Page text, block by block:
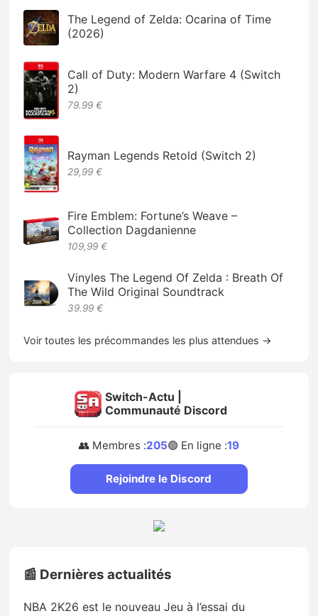
The Legend of Zelda: Ocarina of Time
(2026)
Call of Duty: Modern Warfare 4 (Switch
2)
79.99 €
Rayman Legends Retold (Switch 2)
29,99 €
Fire Emblem: Fortune’s Weave –
Collection Dagdanienne
109,99 €
Vinyles The Legend Of Zelda : Breath Of
The Wild Original Soundtrack
39.99 €
Voir toutes les précommandes les plus attendues →
Switch-Actu |
Communauté Discord
👥 Membres :205🟢 En ligne :19
Rejoindre le Discord
📰 Dernières actualités
NBA 2K26 est le nouveau Jeu à l’essai du